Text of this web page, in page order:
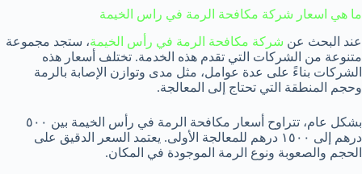
ما هي اسعار شركة مكافحة الرمة في راس الخيمة
عند البحث عن شركة مكافحة الرمة في رأس الخيمة، ستجد مجموعة
متنوعة من الشركات التي تقدم هذه الخدمة. تختلف أسعار هذه
الشركات بناءً على عدة عوامل، مثل مدى وتوازن الإصابة بالرمة
وحجم المنطقة التي تحتاج إلى المعالجة.
بشكل عام، تتراوح أسعار مكافحة الرمة في رأس الخيمة بين ٥٠٠
درهم إلى ١٥٠٠ درهم للمعالجة الأولى. يعتمد السعر الدقيق على
الحجم والصعوبة ونوع الرمة الموجودة في المكان.